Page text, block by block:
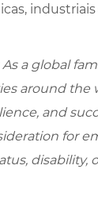
a global
around the
and
for